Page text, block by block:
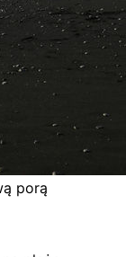
porą